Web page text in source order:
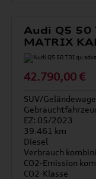
Audi Q5 50
MATRIX
42.790,00 €
SUV/
EZ: 05/2023
39.461 km
Diesel
Verbrauch
CO2-Emission
CO2-Klasse